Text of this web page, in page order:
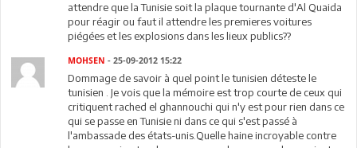
attendre que la Tunisie soit la plaque tournante d'Al Quaida
pour réagir ou faut il attendre les premieres voitures
piégées et les explosions dans les lieux publics??
MOHSEN - 25-09-2012 15:22
Dommage de savoir à quel point le tunisien déteste le
tunisien . Je vois que la mémoire est trop courte de ceux qui
critiquent rached el ghannouchi qui n'y est pour rien dans ce
qui se passe en Tunisie ni dans ce qui s'est passé à
l'ambassade des états-unis.Quelle haine incroyable contre